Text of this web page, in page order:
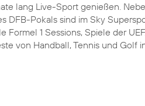
lang Live-Sport genießen.
DFB-Pokals sind im Sky
Formel 1 Sessions, Spiele der
von Handball, Tennis und Golf